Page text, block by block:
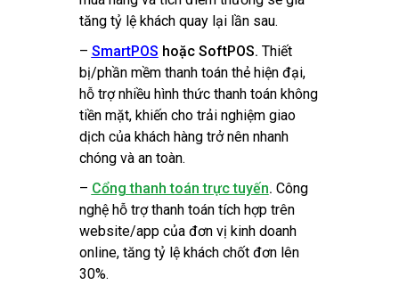
tăng tỷ lệ khách quay lại lần sau.
– SmartPOS hoặc SoftPOS. Thiết
bị/phần mềm thanh toán thẻ hiện đại,
hỗ trợ nhiều hình thức thanh toán không
tiền mặt, khiến cho trải nghiệm giao
dịch của khách hàng trở nên nhanh
chóng và an toàn.
– Cổng thanh toán trực tuyến. Công
nghệ hỗ trợ thanh toán tích hợp trên
website/app của đơn vị kinh doanh
online, tăng tỷ lệ khách chốt đơn lên
30%.